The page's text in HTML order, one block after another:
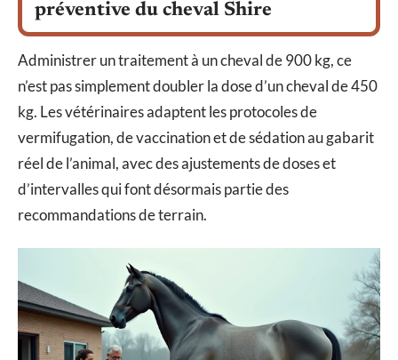
préventive du cheval Shire
Administrer un traitement à un cheval de 900 kg, ce
n’est pas simplement doubler la dose d’un cheval de 450
kg. Les vétérinaires adaptent les protocoles de
vermifugation, de vaccination et de sédation au gabarit
réel de l’animal, avec des ajustements de doses et
d’intervalles qui font désormais partie des
recommandations de terrain.